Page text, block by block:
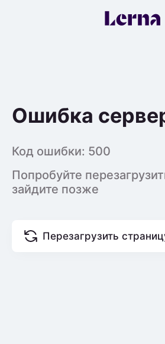
Ошибка
Код ошибки: 500
Попробуйте
зайдите позже
Перезагрузить